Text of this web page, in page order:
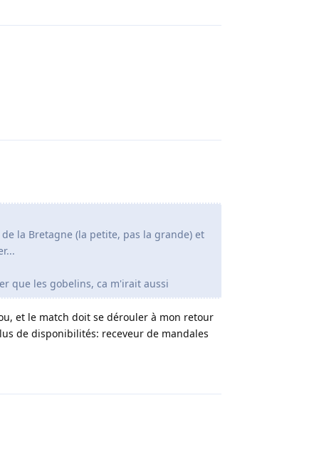
la Bretagne (la petite, pas la grande) et
que les gobelins, ca m'irait aussi
et le match doit se dérouler à mon retour
de disponibilités: receveur de mandales